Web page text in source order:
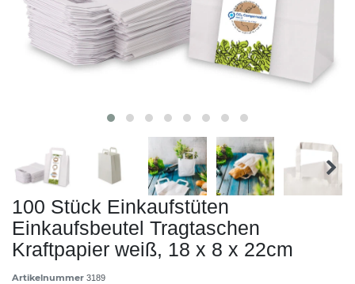
100 Stück Einkaufstüten
Einkaufsbeutel Tragtaschen
Kraftpapier weiß, 18 x 8 x 22cm
Artikelnummer 3189